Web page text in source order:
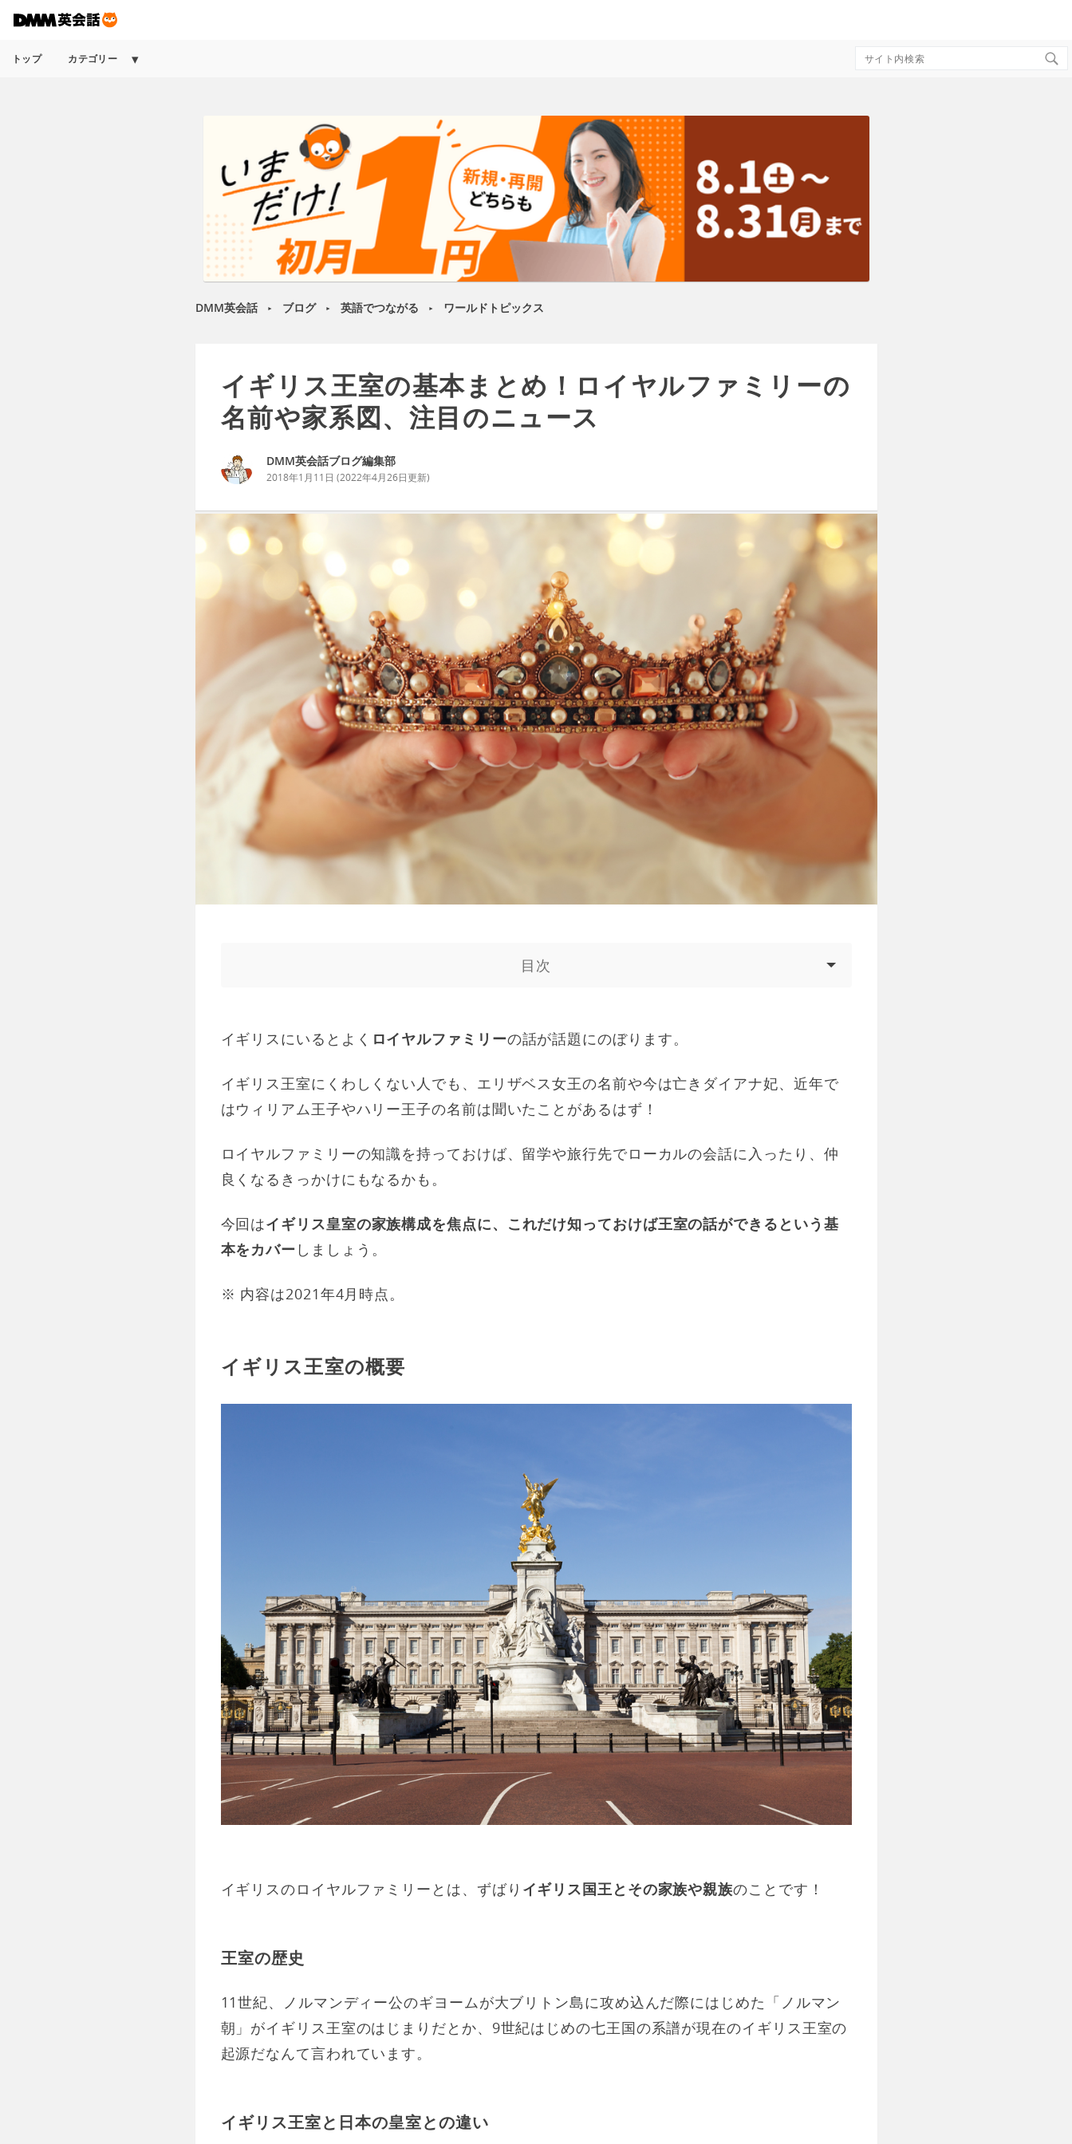
トップ カテゴリー
Search
DMM英会話 ► ブログ ► 英語でつながる ► ワールドトピックス
イギリス王室の基本まとめ！ロイヤルファミリーの
名前や家系図、注目のニュース
DMM英会話ブログ編集部
2018年1月11日 (2022年4月26日更新)
目次
イギリスにいるとよく ロイヤルファミリーの話が話題にのぼります。
イギリス王室にくわしくない人でも、エリザベス女王の名前や今は亡きダイアナ妃、近年で
はウィリアム王子やハリー王子の名前は聞いたことがあるはず！
ロイヤルファミリーの知識を持っておけば、留学や旅行先でローカルの会話に入ったり、仲
良くなるきっかけにもなるかも。
今回はイギリス皇室の家族構成を焦点に、これだけ知っておけば王室の話ができるという基
本をカバー しましょう。
※ 内容は2021年4月時点。
イギリス王室の概要
イギリスのロイヤルファミリーとは、ずばり イギリス国王とその家族や親族のことです！
王室の歴史
11世紀、ノルマンディー公のギヨームが大ブリトン島に攻め込んだ際にはじめた「ノルマン
朝」がイギリス王室のはじまりだとか、9世紀はじめの七王国の系譜が現在のイギリス王室の
起源だなんて言われています。
イギリス王室と日本の皇室との違い